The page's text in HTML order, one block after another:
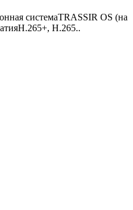
системаTRASSIR OS (на
Н.265..